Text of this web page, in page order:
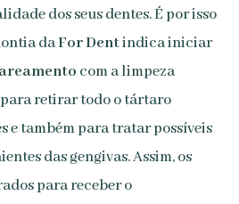
dos seus dentes. É por isso
daFor Dentindica iniciar
com a limpeza
retirar todo o tártaro
e também para tratar possíveis
das gengivas. Assim, os
para receber o